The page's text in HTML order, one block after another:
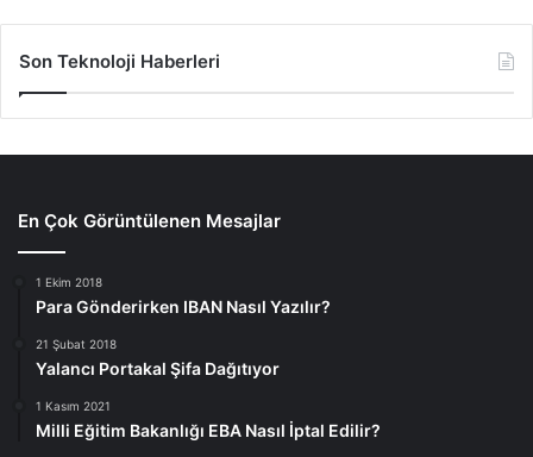
Son Teknoloji Haberleri
En Çok Görüntülenen Mesajlar
1 Ekim 2018
Para Gönderirken IBAN Nasıl Yazılır?
21 Şubat 2018
Yalancı Portakal Şifa Dağıtıyor
1 Kasım 2021
Milli Eğitim Bakanlığı EBA Nasıl İptal Edilir?